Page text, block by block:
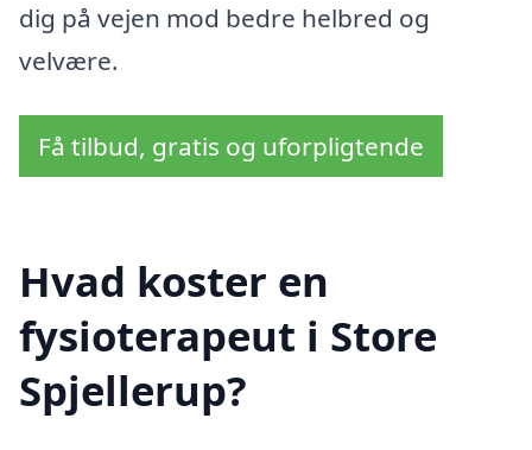
dig på vejen mod bedre helbred og
velvære.
Få tilbud, gratis og uforpligtende
Hvad koster en
fysioterapeut i Store
Spjellerup?